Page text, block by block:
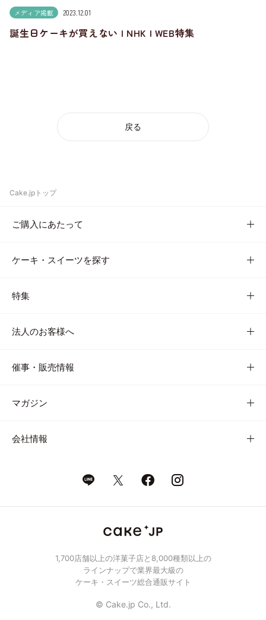
メディア掲載 2023.12.01
誕生日ケーキが買えない | NHK | WEB特集
戻る
Cake.jpトップ
ご購入にあたって
ケーキ・スイーツを探す
特集
法人のお客様へ
催事・販売情報
マガジン
会社情報
1,700店舗以上の洋菓子店と8,000種類以上の
ラインナップで業界最大級の
ケーキ・スイーツ総合通販サイト
© Cake.jp Co., Ltd.